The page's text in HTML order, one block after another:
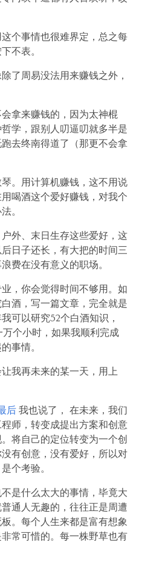
个事情也很难界定，总之每
不表。
了周易没法用来赚钱之外，
拿来赚钱的，因为太神棍
学，跟别人叨逼叨就多半是
去终南得道了（那更不会拿
。用计算机赚钱，这不用说
喝酒这个爱好赚钱，对我个
。
外、末日生存这些爱好，这
日子还长，有大把的时间三
费在没有意义的职场。
，你会觉得时间不够用。如
酒，写一篇文章，完全就是
可以研究52个白酒知识，
个小时，如果我顺利完成
事情。
我再未来的某一天，用上
后 我也说了， 在未来，我们
师，转变成提出方案和创意
将自己的定位转变为一个创
有创意，没有爱好，所以对
个考验。
是什么太大的事情，毕竟大
通人无趣的，往往正是周遭
。每个人生来都是富有想象
常可惜的。每一株野草也有